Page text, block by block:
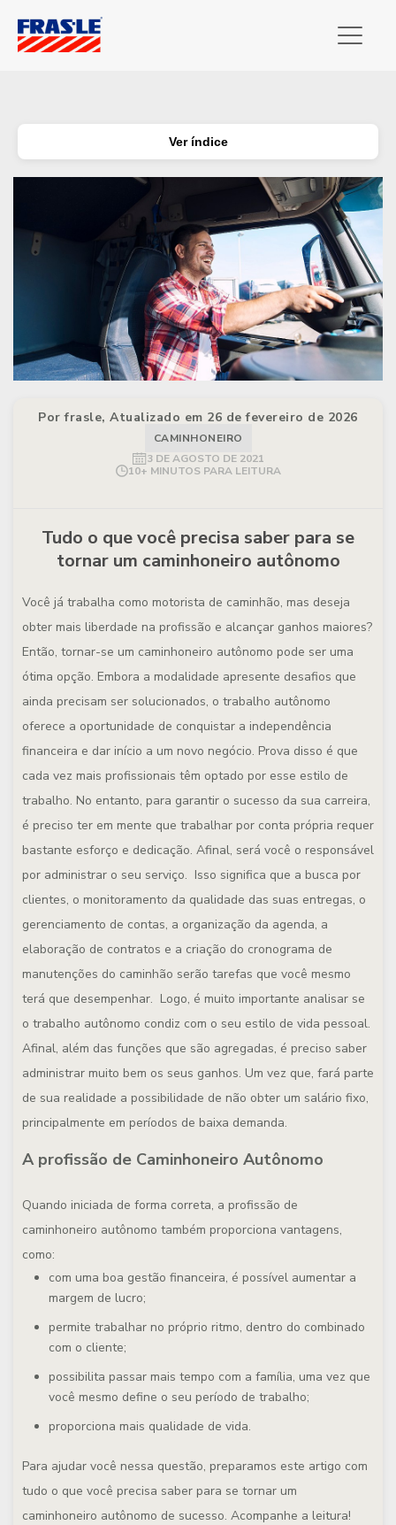
Ver índice
Por frasle, Atualizado em 26 de fevereiro de 2026
CAMINHONEIRO
3 DE AGOSTO DE 2021
10+ MINUTOS PARA LEITURA
Tudo o que você precisa saber para se
tornar um caminhoneiro autônomo
Você já trabalha como motorista de caminhão, mas deseja
obter mais liberdade na profissão e alcançar ganhos maiores?
Então, tornar-se um caminhoneiro autônomo pode ser uma
ótima opção. Embora a modalidade apresente desafios que
ainda precisam ser solucionados, o trabalho autônomo
oferece a oportunidade de conquistar a independência
financeira e dar início a um novo negócio. Prova disso é que
cada vez mais profissionais têm optado por esse estilo de
trabalho. No entanto, para garantir o sucesso da sua carreira,
é preciso ter em mente que trabalhar por conta própria requer
bastante esforço e dedicação. Afinal, será você o responsável
por administrar o seu serviço. Isso significa que a busca por
clientes, o monitoramento da qualidade das suas entregas, o
gerenciamento de contas, a organização da agenda, a
elaboração de contratos e a criação do cronograma de
manutenções do caminhão serão tarefas que você mesmo
terá que desempenhar. Logo, é muito importante analisar se
o trabalho autônomo condiz com o seu estilo de vida pessoal.
Afinal, além das funções que são agregadas, é preciso saber
administrar muito bem os seus ganhos. Um vez que, fará parte
de sua realidade a possibilidade de não obter um salário fixo,
principalmente em períodos de baixa demanda.
A profissão de Caminhoneiro Autônomo
Quando iniciada de forma correta, a profissão de
caminhoneiro autônomo também proporciona vantagens,
como:
com uma boa gestão financeira, é possível aumentar a
margem de lucro;
permite trabalhar no próprio ritmo, dentro do combinado
com o cliente;
possibilita passar mais tempo com a família, uma vez que
você mesmo define o seu período de trabalho;
proporciona mais qualidade de vida.
Para ajudar você nessa questão, preparamos este artigo com
tudo o que você precisa saber para se tornar um
caminhoneiro autônomo de sucesso. Acompanhe a leitura!